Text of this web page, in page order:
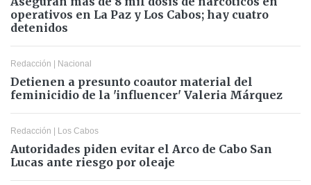
operativos en La Paz y Los Cabos; hay cuatro
detenidos
Redacción | Nacional
Detienen a presunto coautor material del
feminicidio de la 'influencer' Valeria Márquez
Redacción | Los Cabos
Autoridades piden evitar el Arco de Cabo San
Lucas ante riesgo por oleaje